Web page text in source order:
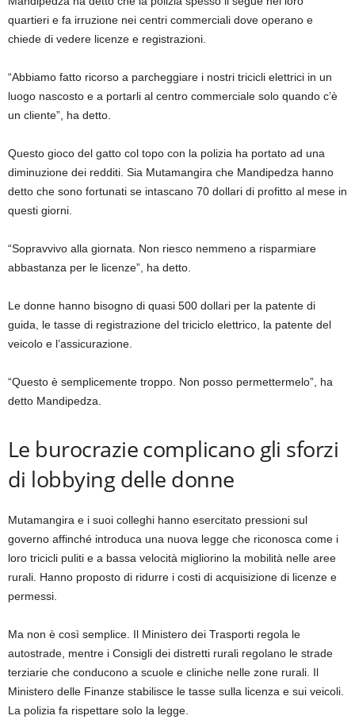
quartieri e fa irruzione nei centri commerciali dove operano e
chiede di vedere licenze e registrazioni.
“Abbiamo fatto ricorso a parcheggiare i nostri tricicli elettrici in un
luogo nascosto e a portarli al centro commerciale solo quando c’è
un cliente”, ha detto.
Questo gioco del gatto col topo con la polizia ha portato ad una
diminuzione dei redditi. Sia Mutamangira che Mandipedza hanno
detto che sono fortunati se intascano 70 dollari di profitto al mese in
questi giorni.
“Sopravvivo alla giornata. Non riesco nemmeno a risparmiare
abbastanza per le licenze”, ha detto.
Le donne hanno bisogno di quasi 500 dollari per la patente di
guida, le tasse di registrazione del triciclo elettrico, la patente del
veicolo e l’assicurazione.
“Questo è semplicemente troppo. Non posso permettermelo”, ha
detto Mandipedza.
Le burocrazie complicano gli sforzi
di lobbying delle donne
Mutamangira e i suoi colleghi hanno esercitato pressioni sul
governo affinché introduca una nuova legge che riconosca come i
loro tricicli puliti e a bassa velocità migliorino la mobilità nelle aree
rurali. Hanno proposto di ridurre i costi di acquisizione di licenze e
permessi.
Ma non è così semplice. Il Ministero dei Trasporti regola le
autostrade, mentre i Consigli dei distretti rurali regolano le strade
terziarie che conducono a scuole e cliniche nelle zone rurali. Il
Ministero delle Finanze stabilisce le tasse sulla licenza e sui veicoli.
La polizia fa rispettare solo la legge.